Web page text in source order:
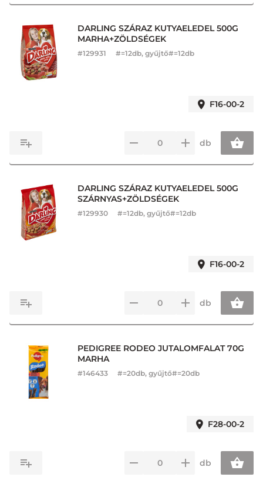
DARLING SZÁRAZ KUTYAELEDEL 500G
MARHA+ZÖLDSÉGEK
#129931 #=12db, gyűjtő#=12db
F16-00-2
db
DARLING SZÁRAZ KUTYAELEDEL 500G
SZÁRNYAS+ZÖLDSÉGEK
#129930 #=12db, gyűjtő#=12db
F16-00-2
db
PEDIGREE RODEO JUTALOMFALAT 70G
MARHA
#146433 #=20db, gyűjtő#=20db
F28-00-2
db